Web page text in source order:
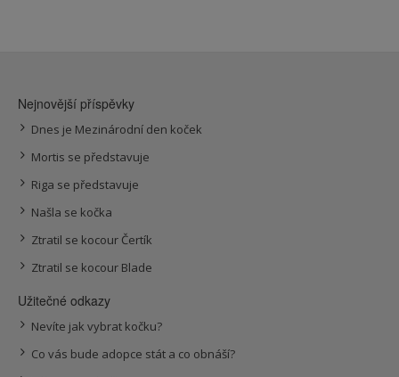
Nejnovější příspěvky
Dnes je Mezinárodní den koček
Mortis se představuje
Riga se představuje
Našla se kočka
Ztratil se kocour Čertík
Ztratil se kocour Blade
Užitečné odkazy
Nevíte jak vybrat kočku?
Co vás bude adopce stát a co obnáší?